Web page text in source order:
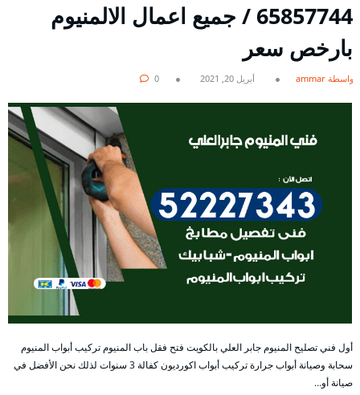
65857744 / جميع اعمال الالمنيوم
بارخص سعر
بواسطة ammar أبريل 20, 2021 0
أول فني تصليح المنيوم جابر العلي بالكويت فتح فقل باب المنيوم تركيب أبواب المنيوم
سحابة وصيانة أبواب جرارة تركيب أبواب اكورديون كفالة 3 سنوات لذلك نحن الأفضل في
صيانة أو…